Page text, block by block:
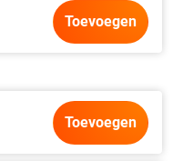
Toevoegen
Toevoegen